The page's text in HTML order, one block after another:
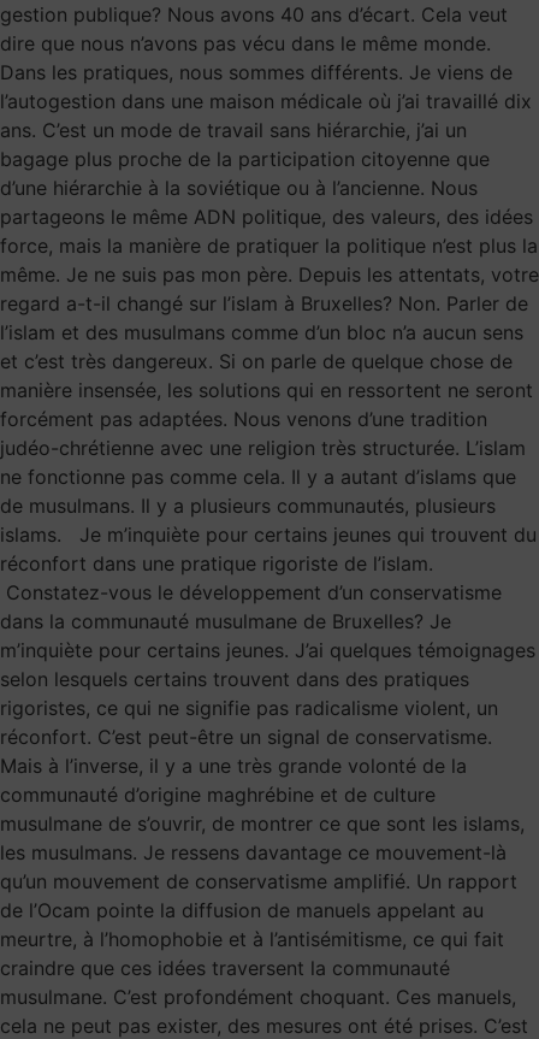
gestion publique? Nous avons 40 ans d’écart. Cela veut
dire que nous n’avons pas vécu dans le même monde.
Dans les pratiques, nous sommes différents. Je viens de
l’autogestion dans une maison médicale où j’ai travaillé dix
ans. C’est un mode de travail sans hiérarchie, j’ai un
bagage plus proche de la participation citoyenne que
d’une hiérarchie à la soviétique ou à l’ancienne. Nous
partageons le même ADN politique, des valeurs, des idées
force, mais la manière de pratiquer la politique n’est plus la
même. Je ne suis pas mon père. Depuis les attentats, votre
regard a-t-il changé sur l’islam à Bruxelles? Non. Parler de
l’islam et des musulmans comme d’un bloc n’a aucun sens
et c’est très dangereux. Si on parle de quelque chose de
manière insensée, les solutions qui en ressortent ne seront
forcément pas adaptées. Nous venons d’une tradition
judéo-chrétienne avec une religion très structurée. L’islam
ne fonctionne pas comme cela. Il y a autant d’islams que
de musulmans. Il y a plusieurs communautés, plusieurs
islams. Je m’inquiète pour certains jeunes qui trouvent du
réconfort dans une pratique rigoriste de l’islam.
Constatez-vous le développement d’un conservatisme
dans la communauté musulmane de Bruxelles? Je
m’inquiète pour certains jeunes. J’ai quelques témoignages
selon lesquels certains trouvent dans des pratiques
rigoristes, ce qui ne signifie pas radicalisme violent, un
réconfort. C’est peut-être un signal de conservatisme.
Mais à l’inverse, il y a une très grande volonté de la
communauté d’origine maghrébine et de culture
musulmane de s’ouvrir, de montrer ce que sont les islams,
les musulmans. Je ressens davantage ce mouvement-là
qu’un mouvement de conservatisme amplifié. Un rapport
de l’Ocam pointe la diffusion de manuels appelant au
meurtre, à l’homophobie et à l’antisémitisme, ce qui fait
craindre que ces idées traversent la communauté
musulmane. C’est profondément choquant. Ces manuels,
cela ne peut pas exister, des mesures ont été prises. C’est